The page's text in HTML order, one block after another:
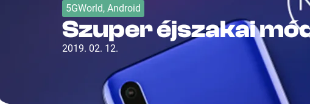
5GWorld, Android
Szuper éjszakai
2019. 02. 12.